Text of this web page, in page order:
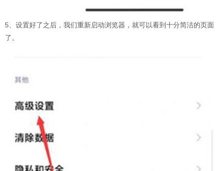
5、设置好了之后，我们重新启动浏览器，就可以看到十分简洁的页面
了。